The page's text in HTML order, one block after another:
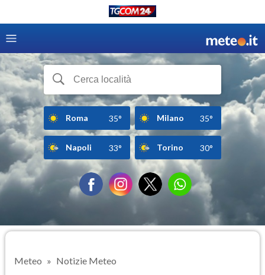
Roma 35° Milano 35°
Napoli 33° Torino 30°
Meteo Notizie Meteo